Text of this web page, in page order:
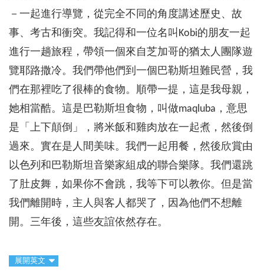
－一起進行導覽，從完全不同的角度講述歷史、故
事、考古和衝突。我記得和一位名叫Kobi的朋友一起
進行一趟旅程，帶領一個來自芝加哥的猶太人團隊遊
覽耶路撒冷。我們帶他們到一個巴勒斯坦難民營，我
們在那裡吃了很棒的食物。順帶一提，這是我母親，
她相當酷。這是巴勒斯坦食物，叫做maqluba，意思
是「上下顛倒」，將米飯和雞肉放在一起煮，然後倒
過來。實在是人間美味。我們一起用餐，然後欣賞由
以色列和巴勒斯坦音樂家組成的聯合樂隊。我們還跳
了肚皮舞，如果你不會跳，我等下可以教你。但是當
我們離開時，主人與客人都哭了，因為他們不想離
開。三年後，這些友誼依然存在。
展開英文